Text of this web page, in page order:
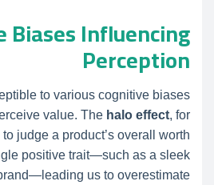
Biases Influencing
Perception
to various cognitive biases
value. The halo effect, for
judge a product’s overall worth
positive trait—such as a sleek
us to overestimate